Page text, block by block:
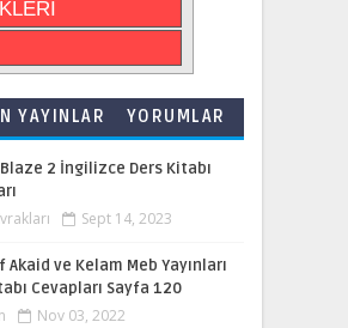
YAYINLAR YORUMLAR
Blaze 2 İngilizce Ders Kitabı
Sept 14, 2023
Akaid ve Kelam Meb Yayınları
Cevapları Sayfa 120
Nov 03, 2022